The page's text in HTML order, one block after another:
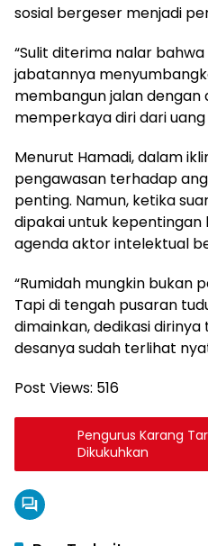
sosial bergeser menjadi
“Sulit diterima nalar
jabatannya
membangun jalan dengan
memperkaya diri dari
Menurut Hamadi, dalam
pengawasan terhadap
penting. Namun, ketika
dipakai untuk kepentingan
agenda aktor intelektual
“Rumidah mungkin bukan
Tapi di tengah pusaran
dimainkan, dedikasi
desanya sudah terlihat
Post Views: 516
Pengurus Karang
Dikukuhkan